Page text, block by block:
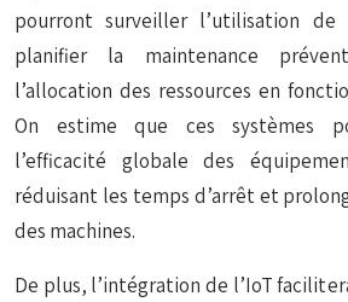
pourront surveiller l’utilisation de
planifier la maintenance
l’allocation des ressources en
On estime que ces systèmes
l’efficacité globale des
réduisant les temps d’arrêt et
des machines.
De plus, l’intégration de l’IoT